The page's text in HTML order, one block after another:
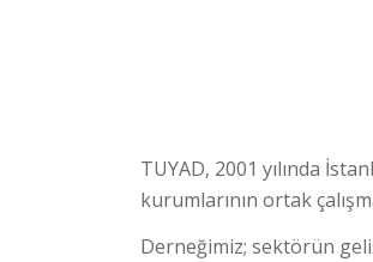
TUYAD, 2001 yılında
kurumlarının ortak
Derneğimiz; sektörün